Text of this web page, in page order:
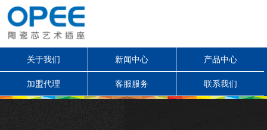
关于我们 新闻中心 产品中心
加盟代理 客服服务 联系我们